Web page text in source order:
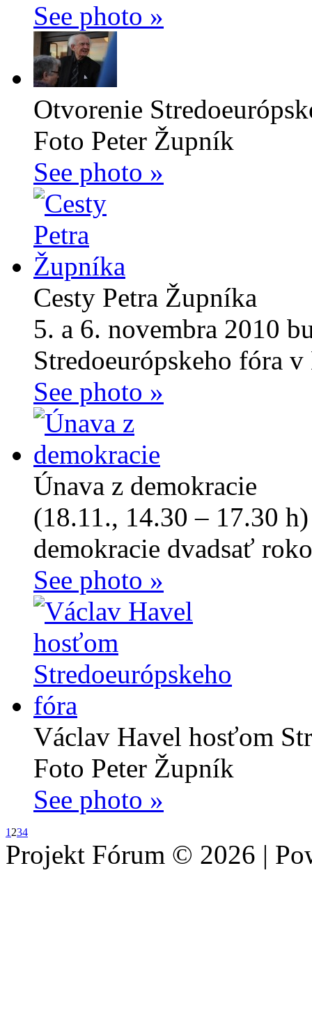
See photo »
Otvorenie
Foto Peter Župník
See photo »
Cesty Petra Župníka
5. a 6. novembra 2010
Stredoeurópskeho fóra
See photo »
Únava z demokracie
(18.11., 14.30 – 17.30
demokracie dvadsať
See photo »
Václav Havel hosťom
Foto Peter Župník
See photo »
1 234
Projekt Fórum © 2026 |